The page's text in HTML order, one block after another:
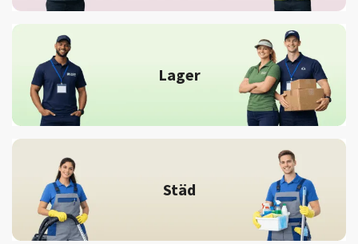
Lager
Städ